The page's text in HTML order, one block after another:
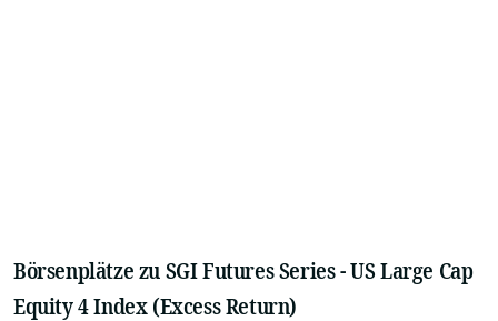
Börsenplätze zu SGI Futures Series - US Large Cap
Equity 4 Index (Excess Return)